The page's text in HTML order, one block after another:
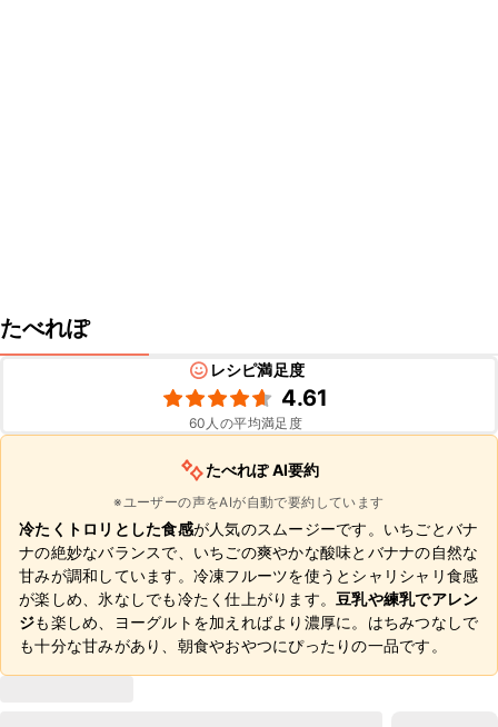
たべれぽ
レシピ満足度
4.61
60 人の平均満足度
たべれぽ AI要約
※ユーザーの声をAIが自動で要約しています
冷たくトロリとした食感が人気のスムージーです。いちごとバナ
ナの絶妙なバランスで、いちごの爽やかな酸味とバナナの自然な
甘みが調和しています。冷凍フルーツを使うとシャリシャリ食感
が楽しめ、氷なしでも冷たく仕上がります。 豆乳や練乳でアレン
ジも楽しめ、ヨーグルトを加えればより濃厚に。はちみつなしで
も十分な甘みがあり、朝食やおやつにぴったりの一品です。